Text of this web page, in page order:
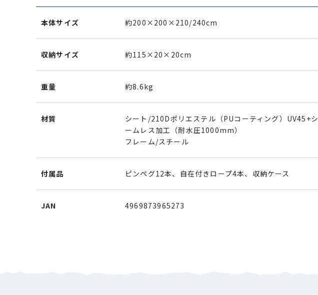
本体サイズ 約200×200×210/240cm
収納サイズ 約115×20×20cm
重量 約8.6kg
材質
シート/210Dポリエステル（PUコーティング）UV45+シ
ームレス加工（耐水圧1000mm）
フレーム/スチール
付属品 ピンペグ12本、自在付きロープ4本、収納ケース
JAN 4969873965273